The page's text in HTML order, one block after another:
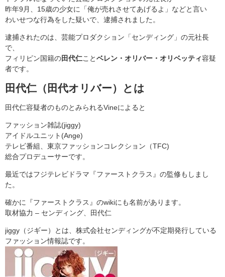
昨年9月、15歳の少女に「俺が売れさせてあげるよ」などと言い
わいせつな行為をした疑いで、逮捕されました。
逮捕されたのは、芸能プロダクション「センディング」の元社長
で、
フィリピン国籍の田代仁ことベレン・オリバー・オリベッティ容疑
者です。
田代仁（田代オリバー）とは
田代仁容疑者のものとみられるVineによると
ファッション雑誌(jiggy)
アイドルユニット(Ange)
テレビ番組、東京ファッションコレクション（TFC)
総合プロデューサーです。
最近ではフジテレビドラマ『ファーストクラス』の監修もしまし
た。
確かに『ファーストクラス』のwikiにも名前があります。
取材協力 – センディング、田代仁
jiggy（ジギー）とは、株式会社センディングが不定期発行している
ファッション情報誌です。